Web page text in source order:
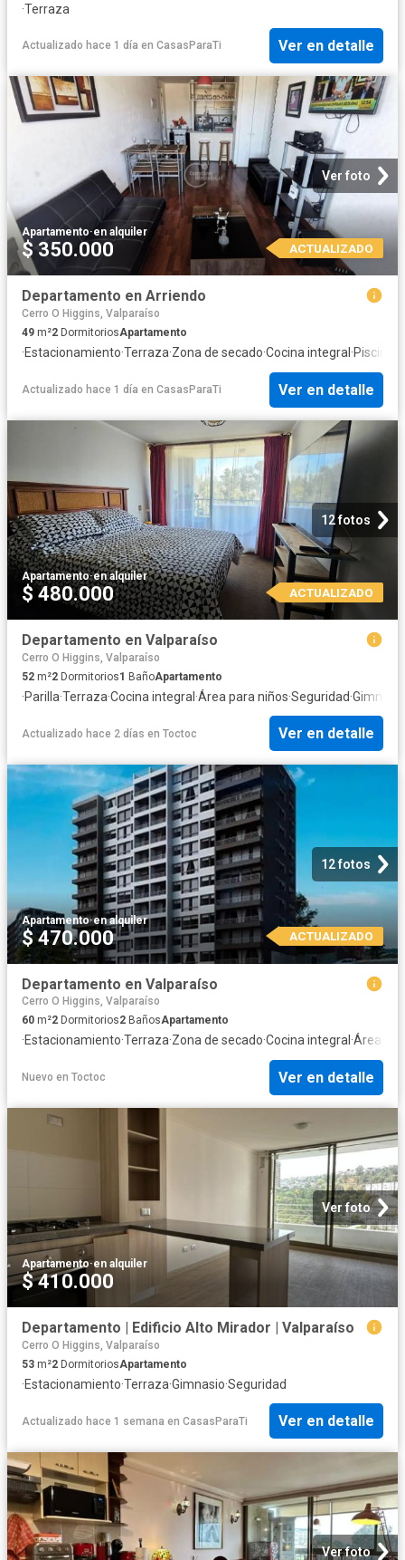
·Terraza
Actualizado hace 1 día en CasasParaTi Ver en detalle
Ver foto
Apartamento·en alquiler
$ 350.000 ACTUALIZADO
Departamento en Arriendo
Cerro O Higgins, Valparaíso
49 m²2 DormitoriosApartamento
·Estacionamiento·Terraza·Zona de secado·Cocina integral ·Piscina
Actualizado hace 1 día en CasasParaTi Ver en detalle
12 fotos
Apartamento·en alquiler
$ 480.000 ACTUALIZADO
Departamento en Valparaíso
Cerro O Higgins, Valparaíso
52 m²2 Dormitorios1 BañoApartamento
·Parilla·Terraza·Cocina integral ·Área para niños·Seguridad·Gimnasio
Actualizado hace 2 días en Toctoc Ver en detalle
12 fotos
Apartamento·en alquiler
$ 470.000 ACTUALIZADO
Departamento en Valparaíso
Cerro O Higgins, Valparaíso
60 m²2 Dormitorios2 BañosApartamento
·Estacionamiento·Terraza·Zona de secado·Cocina integral ·Área
Nuevo en Toctoc Ver en detalle
Ver foto
Apartamento·en alquiler
$ 410.000
Departamento | Edificio Alto Mirador | Valparaíso
Cerro O Higgins, Valparaíso
53 m²2 DormitoriosApartamento
·Estacionamiento·Terraza·Gimnasio·Seguridad
Actualizado hace 1 semana en CasasParaTi Ver en detalle
Ver foto